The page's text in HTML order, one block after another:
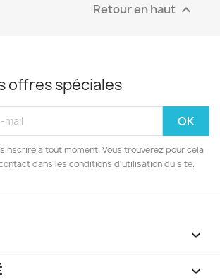
Retour en haut 
offres spéciales
à tout moment. Vous trouverez pour cela
dans les conditions d'utilisation du site.

